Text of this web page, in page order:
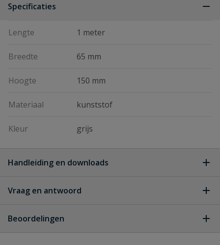
Specificaties
Lengte 1 meter
Breedte 65 mm
Hoogte 150 mm
Materiaal kunststof
Kleur grijs
Handleiding en downloads
Stardrain lijngoten
Vraag en antwoord
Beoordelingen